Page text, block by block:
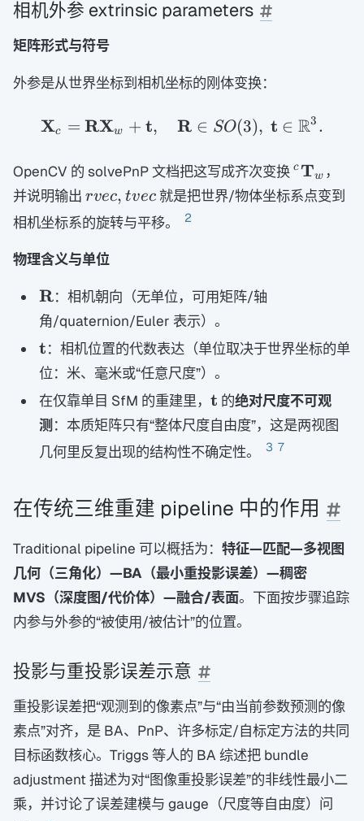
相机外参 extrinsic parameters
矩阵形式与符号
外参是从世界坐标到相机坐标的刚体变换：
\mathbf X_c=\mathbf
Xc = RXw + t, R ∈ SO(3), t ∈ R3 .
OpenCV 的 solvePnP 文档把这写成齐次变换
T_w
c Tw ，
并说明输出 rvec,tvec
rvec, tvec就是把世界/物体坐标系点变到
相机坐标系的旋转与平移。
2
物理含义与单位
\mathbf
R
R：相机朝向（无单位，可用矩阵/轴
角/quaternion/Euler 表示）。
\mathbf
t
t：相机位置的代数表达（单位取决于世界坐标的单
位：米、毫米或“任意尺度”）。
在仅靠单目 SfM 的重建里， \mathbf
t
t 的绝对尺度不可观
测 ：本质矩阵只有“整体尺度自由度”，这是两视图
几何里反复出现的结构性不确定性。
3 7
在传统三维重建 pipeline 中的作用
Traditional pipeline 可以概括为： 特征—匹配—多视图
几何（三角化）—BA（最小重投影误差）—稠密
MVS（深度图/代价体）—融合/表面。下面按步骤追踪
内参与外参的“被使用/被估计”的位置。
投影与重投影误差示意
重投影误差把“观测到的像素点”与“由当前参数预测的像
素点”对齐，是 BA、PnP、许多标定/自标定方法的共同
目标函数核心。Triggs 等人的 BA 综述把 bundle
adjustment 描述为对“图像重投影误差”的非线性最小二
乘，并讨论了误差建模与 gauge（尺度等自由度）问